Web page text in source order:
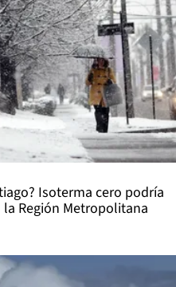
Isoterma cero podría
Región Metropolitana